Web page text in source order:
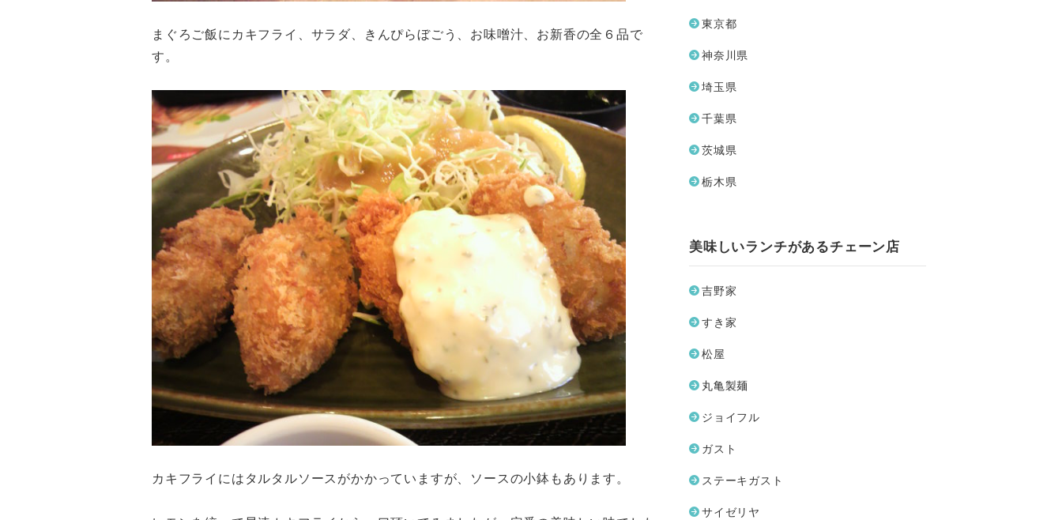
まぐろご飯にカキフライ、サラダ、きんぴらぼごう、お味噌汁、お新香の全６品で
す。
カキフライにはタルタルソースがかかっていますが、ソースの小鉢もあります。
東京都
神奈川県
埼玉県
千葉県
茨城県
栃木県
美味しいランチがあるチェーン店
吉野家
すき家
松屋
丸亀製麺
ジョイフル
ガスト
ステーキガスト
サイゼリヤ